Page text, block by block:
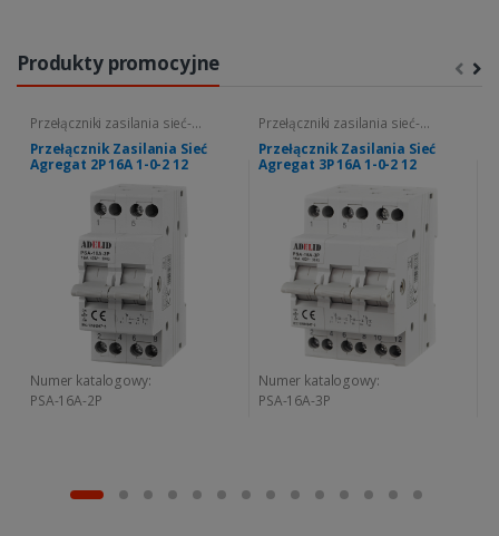
Produkty promocyjne
Przełączniki zasilania sieć-
agregat
Przełącznik Zasilania Sieć
Agregat 2P 16A 1-0-2 12
Numer katalogowy:
PSA-16A-2P
Przełączniki zasilania sieć-
agregat
Przełącznik Zasilania Sieć
Agregat 3P 16A 1-0-2 12
Numer katalogowy:
PSA-16A-3P